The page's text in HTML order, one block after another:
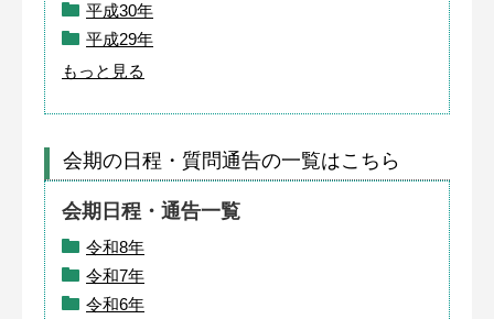
平成30年
平成29年
もっと見る
会期の日程・質問通告の一覧はこちら
会期日程・通告一覧
令和8年
令和7年
令和6年